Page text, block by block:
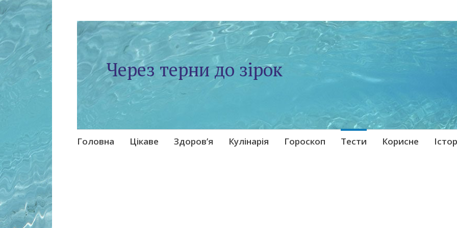
Через терни до зірок
Skip
Головна Цікаве Здоров’я Кулінарія Гороскоп Тести Корисне